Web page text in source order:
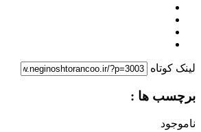
لینک کوتاه
برچسب ها :
ناموجود